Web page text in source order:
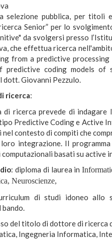
selezione pubblica, per
Senior” per lo
da svolgersi presso
che effettua ricerca
from a predictive
predictive coding models of
dott. Giovanni Pezzulo.
ricerca:
di ricerca prevede di
Predictive Coding e Active
nel contesto di compiti che
integrazione. Il
basati su active
: diploma di laurea in
Neuroscienze,
di studi idoneo allo
del titolo di dottore di ricerca
Ingegneria Informatica,